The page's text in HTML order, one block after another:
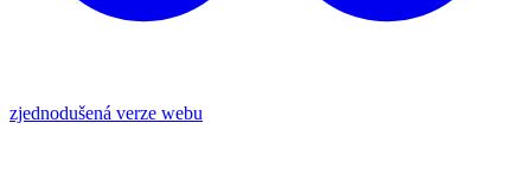
zjednodušená verze webu